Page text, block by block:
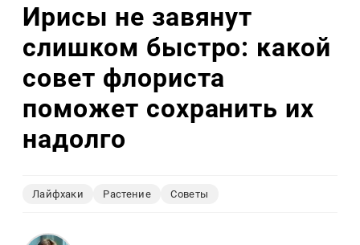
Ирисы не завянут
слишком быстро: какой
совет флориста
поможет сохранить их
надолго
Лайфхаки Растение Советы